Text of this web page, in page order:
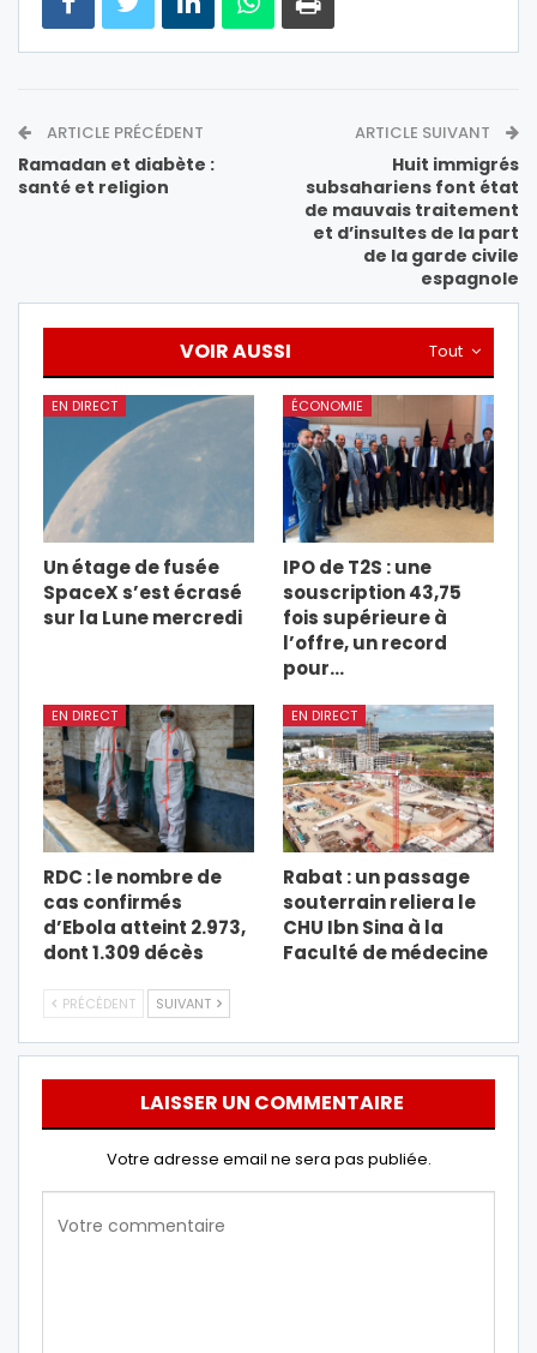
ARTICLE PRÉCÉDENT
Ramadan et diabète :
santé et religion
ARTICLE SUIVANT
Huit immigrés
subsahariens font état
de mauvais traitement
et d’insultes de la part
de la garde civile
espagnole
Tout
VOIR AUSSI
EN DIRECT
Un étage de fusée
SpaceX s’est écrasé
sur la Lune mercredi
ÉCONOMIE
IPO de T2S : une
souscription 43,75
fois supérieure à
l’offre, un record
pour…
EN DIRECT
RDC : le nombre de
cas confirmés
d’Ebola atteint 2.973,
dont 1.309 décès
EN DIRECT
Rabat : un passage
souterrain reliera le
CHU Ibn Sina à la
Faculté de médecine
PRÉCÉDENT SUIVANT
LAISSER UN COMMENTAIRE
Votre adresse email ne sera pas publiée.